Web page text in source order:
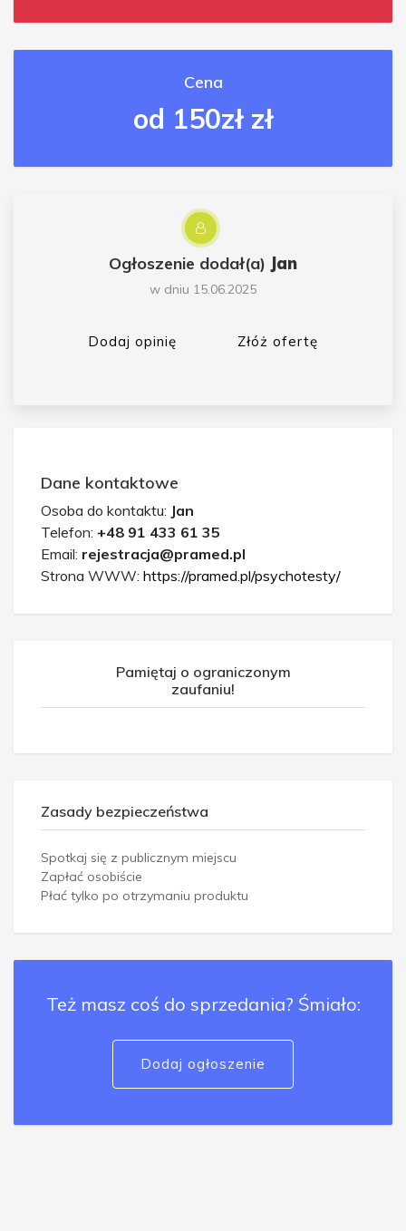
Cena
od 150zł zł
Ogłoszenie dodał(a) Jan
w dniu 15.06.2025
Dodaj opinię Złóż ofertę
Dane kontaktowe
Osoba do kontaktu: Jan
Telefon: +48 91 433 61 35
Email: rejestracja@pramed.pl
Strona WWW: https://pramed.pl/psychotesty/
Pamiętaj o ograniczonym
zaufaniu!
Zasady bezpieczeństwa
Spotkaj się z publicznym miejscu
Zapłać osobiście
Płać tylko po otrzymaniu produktu
Też masz coś do sprzedania? Śmiało:
Dodaj ogłoszenie